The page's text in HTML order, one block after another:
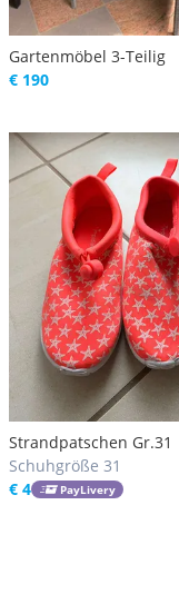
Gartenmöbel 3-Teilig
€ 190
Strandpatschen Gr.31
Schuhgröße 31
€ 4
PayLivery